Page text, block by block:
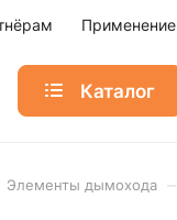
Применение
Каталог
Элементы дымохода